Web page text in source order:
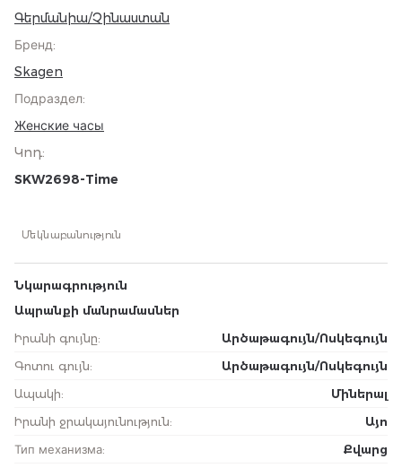
Գերմանիա/Չինաստան
Бренд:
Skagen
Подраздел:
Женские часы
Կոդ:
SKW2698-Time
Մեկնաբանություն
Նկարագրություն
Ապրանքի մանրամասներ
Իրանի գույնը:
Արծաթագույն/Ոսկեգույն
Գոտու գույն:
Արծաթագույն/Ոսկեգույն
Ապակի:
Միներալ
Իրանի ջրակայունություն:
Այո
Тип механизма:
Քվարց